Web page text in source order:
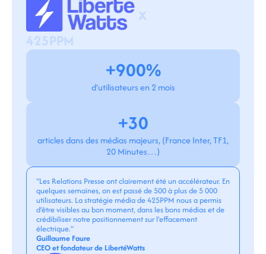
x
425PPM
+900%
d’utilisateurs en 2 mois
+30
articles dans des médias majeurs, (France Inter, TF1,
20 Minutes…)
“Les Relations Presse ont clairement été un accélérateur. En
quelques semaines, on est passé de 500 à plus de 5 000
utilisateurs. La stratégie média de 425PPM nous a permis
d’être visibles au bon moment, dans les bons médias et de
crédibiliser notre positionnement sur l’effacement
électrique.“
Guillaume Faure
CEO et fondateur de LibertéWatts